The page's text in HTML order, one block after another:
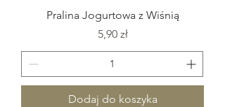
Pralina Jogurtowa z Wiśnią
Cena
5,90 zł
Dodaj do koszyka